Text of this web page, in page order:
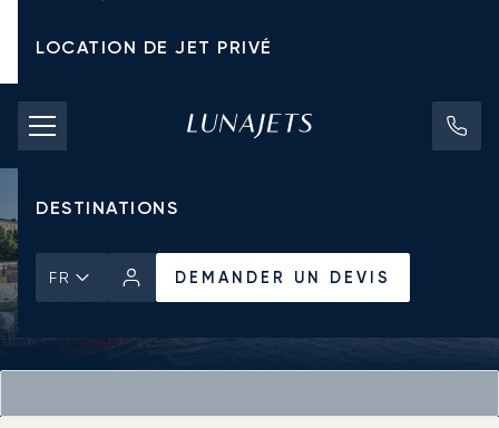
LOCATION DE JET PRIVÉ
TARIFS D'AFFRÈTEMENT
JETS PRIVÉS
DESTINATIONS
FR DEMANDER UN DEVIS